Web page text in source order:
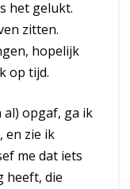
het gelukt.
zitten.
hopelijk
op tijd.
opgaf, ga ik
en zie ik
me dat iets
heeft, die